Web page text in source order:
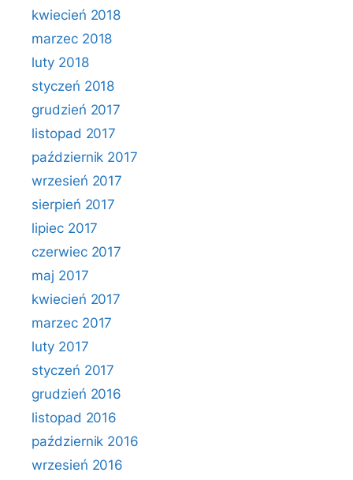
kwiecień 2018
marzec 2018
luty 2018
styczeń 2018
grudzień 2017
listopad 2017
październik 2017
wrzesień 2017
sierpień 2017
lipiec 2017
czerwiec 2017
maj 2017
kwiecień 2017
marzec 2017
luty 2017
styczeń 2017
grudzień 2016
listopad 2016
październik 2016
wrzesień 2016